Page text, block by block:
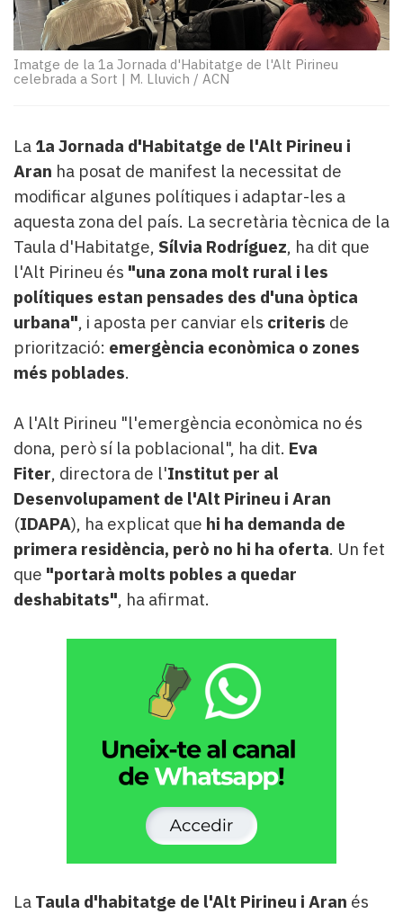
La
newsletter
del
Pallars
Lo
llegit...
Editorial
Imatge de la 1a Jornada d'Habitatge de l'Alt Pirineu
celebrada a Sort | M. Lluvich / ACN
La 1a Jornada d'Habitatge de l'Alt Pirineu i
Aran ha posat de manifest la necessitat de
modificar algunes polítiques i adaptar-les a
aquesta zona del país. La secretària tècnica de la
Taula d'Habitatge, Sílvia Rodríguez, ha dit que
l'Alt Pirineu és "una zona molt rural i les
polítiques estan pensades des d'una òptica
urbana", i aposta per canviar els criteris de
priorització: emergència econòmica o zones
més poblades.
A l'Alt Pirineu "l'emergència econòmica no és
dona, però sí la poblacional", ha dit. Eva
Fiter, directora de l'Institut per al
Desenvolupament de l'Alt Pirineu i Aran
(IDAPA), ha explicat que hi ha demanda de
primera residència, però no hi ha oferta. Un fet
que "portarà molts pobles a quedar
deshabitats", ha afirmat.
La Taula d'habitatge de l'Alt Pirineu i Aran és